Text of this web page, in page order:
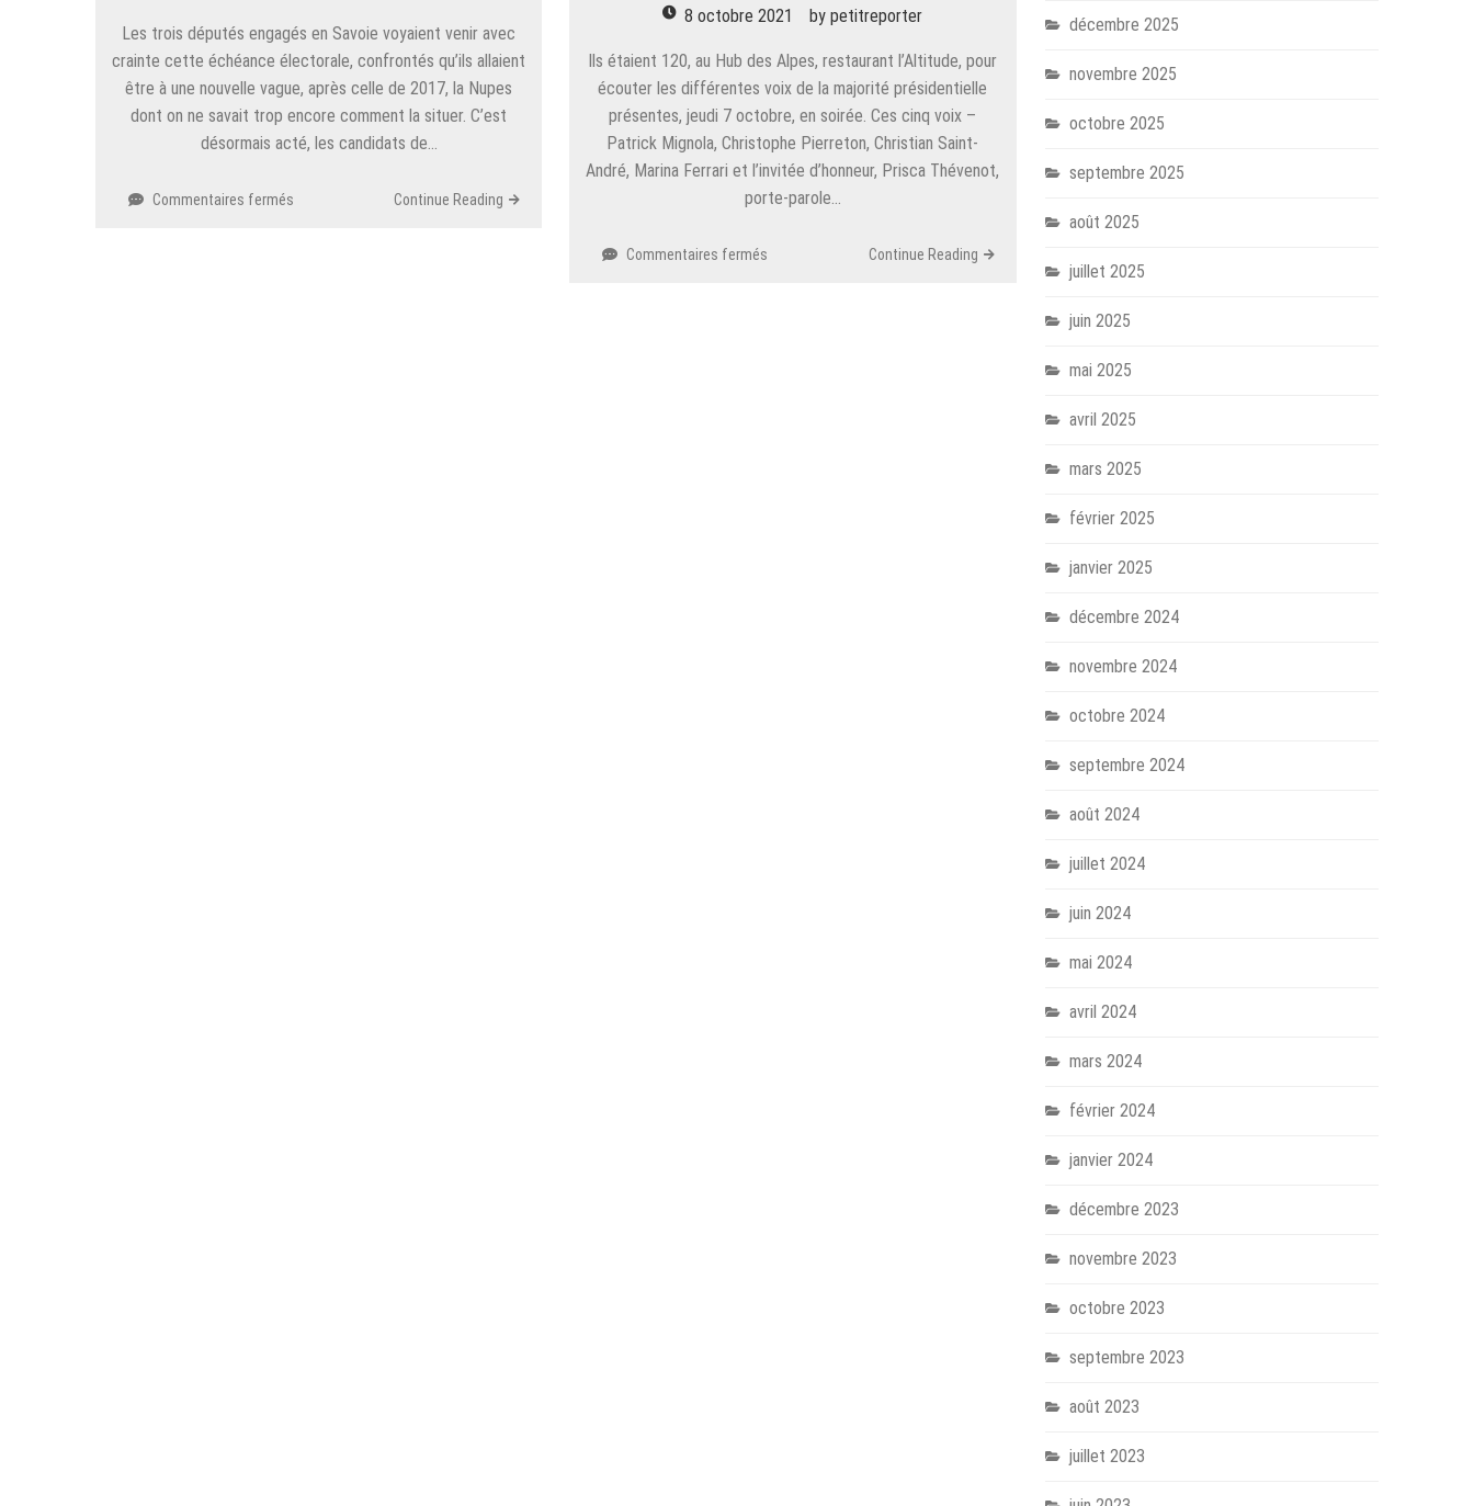
Les trois députés engagés en Savoie voyaient venir avec
crainte cette échéance électorale, confrontés qu’ils allaient
être à une nouvelle vague, après celle de 2017, la Nupes
dont on ne savait trop encore comment la situer. C’est
désormais acté, les candidats de…
Commentaires fermés Continue Reading
8 octobre 2021 bypetitreporter
Ils étaient 120, au Hub des Alpes, restaurant l’Altitude, pour
écouter les différentes voix de la majorité présidentielle
présentes, jeudi 7 octobre, en soirée. Ces cinq voix –
Patrick Mignola, Christophe Pierreton, Christian Saint-
André, Marina Ferrari et l’invitée d’honneur, Prisca Thévenot,
porte-parole…
Commentaires fermés Continue Reading
décembre 2025
novembre 2025
octobre 2025
septembre 2025
août 2025
juillet 2025
juin 2025
mai 2025
avril 2025
mars 2025
février 2025
janvier 2025
décembre 2024
novembre 2024
octobre 2024
septembre 2024
août 2024
juillet 2024
juin 2024
mai 2024
avril 2024
mars 2024
février 2024
janvier 2024
décembre 2023
novembre 2023
octobre 2023
septembre 2023
août 2023
juillet 2023